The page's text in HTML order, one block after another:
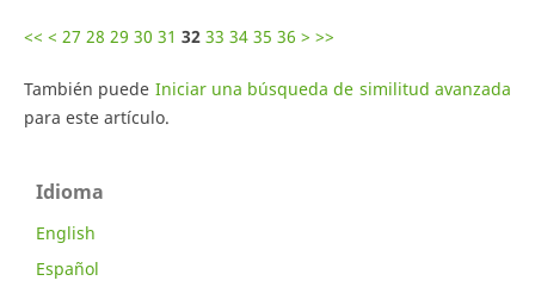
<< < 27 28 29 30 31 32 33 34 35 36 > >>
También puede Iniciar una búsqueda de similitud avanzada
para este artículo.
Idioma
English
Español